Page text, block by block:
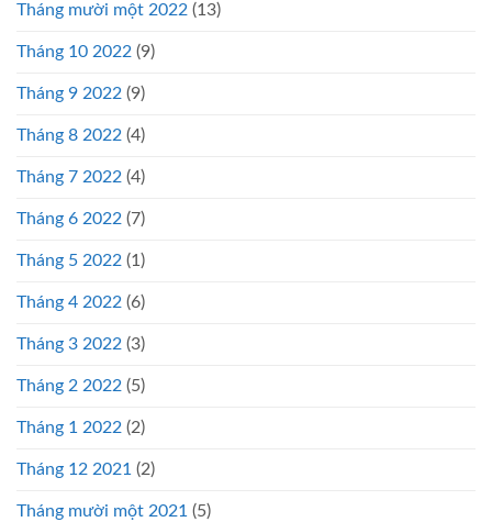
Tháng mười một 2022 (13)
Tháng 10 2022 (9)
Tháng 9 2022 (9)
Tháng 8 2022 (4)
Tháng 7 2022 (4)
Tháng 6 2022 (7)
Tháng 5 2022 (1)
Tháng 4 2022 (6)
Tháng 3 2022 (3)
Tháng 2 2022 (5)
Tháng 1 2022 (2)
Tháng 12 2021 (2)
Tháng mười một 2021 (5)